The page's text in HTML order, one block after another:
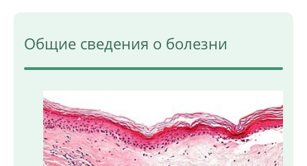
Общие сведения о болезни